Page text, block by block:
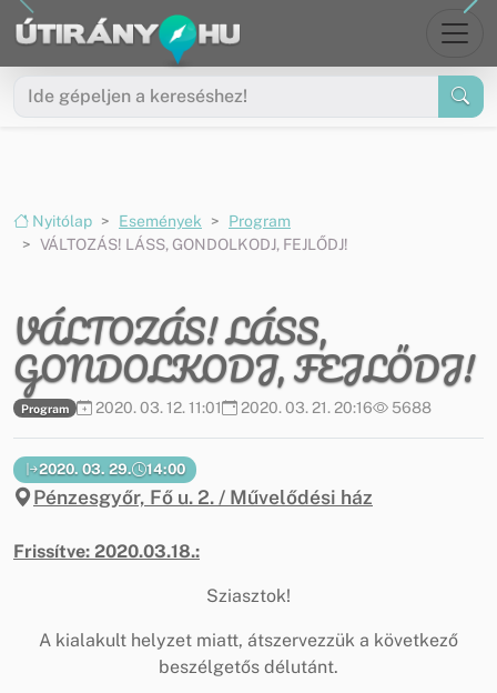
Ugrás a menüre
Ugrás a tartalomra
Nyitólap Események
Program
VÁLTOZÁS! LÁSS, GONDOLKODJ, FEJLŐDJ!
VÁLTOZÁS! LÁSS,
GONDOLKODJ, FEJLŐDJ!
Program 2020. 03. 12. 11:01 2020. 03. 21. 20:16 5688
2020. 03. 29. 14:00
Pénzesgyőr, Fő u. 2. / Művelődési ház
Frissítve: 2020.03.18.:
Sziasztok!
A kialakult helyzet miatt, átszervezzük a következő
beszélgetős délutánt.